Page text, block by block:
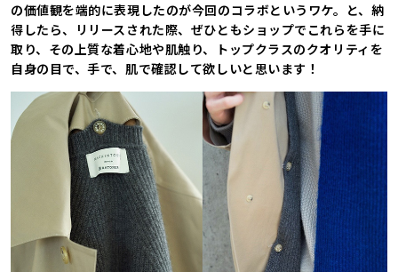
の価値観を端的に表現したのが今回のコラボというワケ。と、納
得したら、リリースされた際、ぜひともショップでこれらを手に
取り、その上質な着心地や肌触り、トップクラスのクオリティを
自身の目で、手で、肌で確認して欲しいと思います！